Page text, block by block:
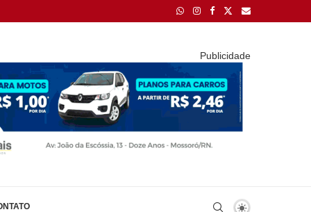
Publicidade